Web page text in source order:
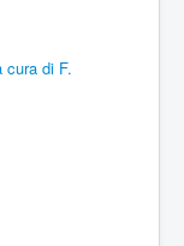
cura di F.